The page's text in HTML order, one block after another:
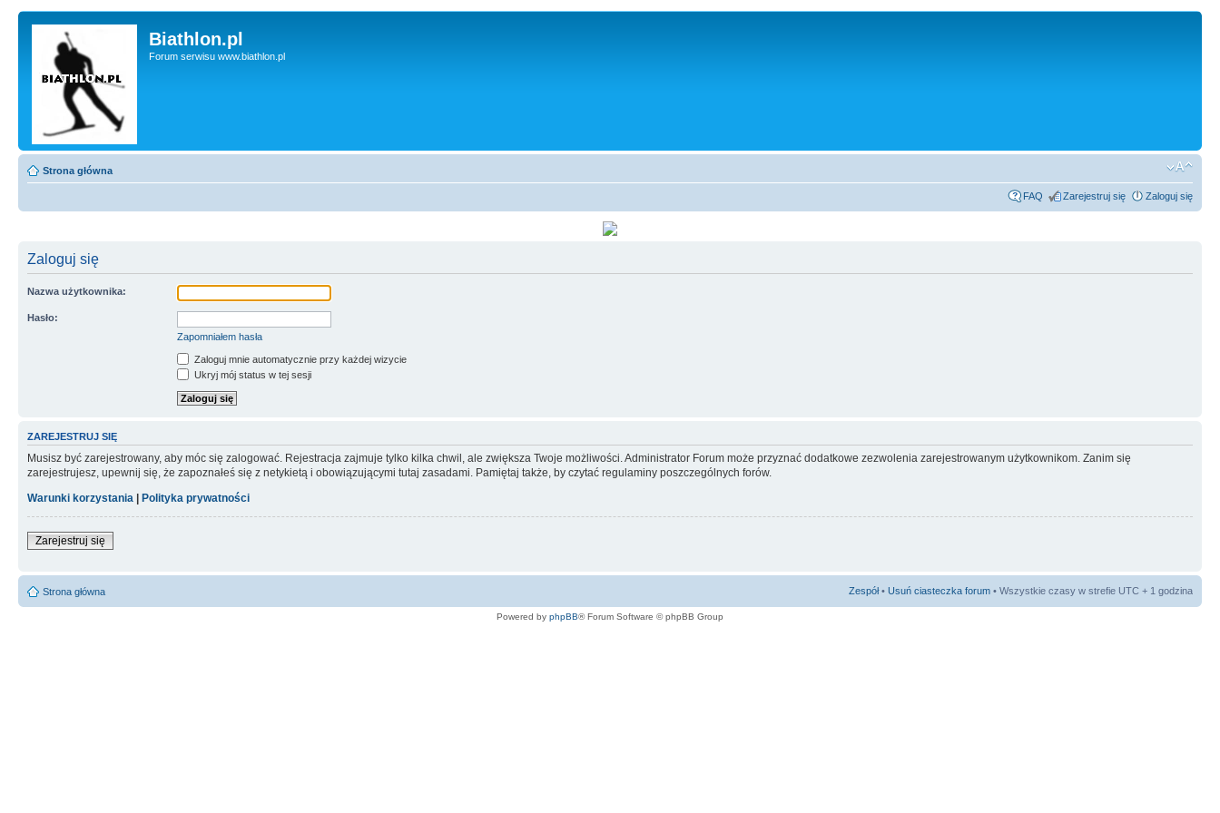
Biathlon.pl
Forum serwisu www.biathlon.pl
Strona główna
FAQ Zarejestruj się Zaloguj się
Zaloguj się
Nazwa użytkownika:
Hasło:
Zapomniałem hasła
Zaloguj mnie automatycznie przy każdej wizycie
Ukryj mój status w tej sesji
ZAREJESTRUJ SIĘ
Musisz być zarejestrowany, aby móc się zalogować. Rejestracja zajmuje tylko kilka chwil, ale zwiększa Twoje możliwości. Administrator Forum może przyznać dodatkowe zezwolenia zarejestrowanym użytkownikom. Zanim się
zarejestrujesz, upewnij się, że zapoznałeś się z netykietą i obowiązującymi tutaj zasadami. Pamiętaj także, by czytać regulaminy poszczególnych forów.
Warunki korzystania | Polityka prywatności
Zarejestruj się
Strona główna Zespół• Usuń ciasteczka forum • Wszystkie czasy w strefie UTC + 1 godzina
Powered by phpBB® Forum Software © phpBB Group